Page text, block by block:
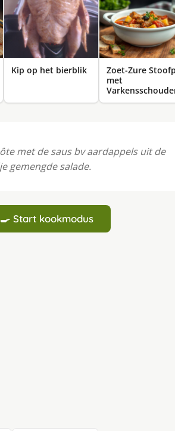
Kip op het bierblik
Zoet-Zure
met
met de saus bv aardappels uit de
gemengde salade.
Start kookmodus